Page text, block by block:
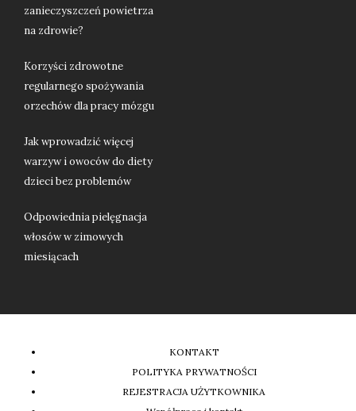
zanieczyszczeń powietrza
na zdrowie?
Korzyści zdrowotne
regularnego spożywania
orzechów dla pracy mózgu
Jak wprowadzić więcej
warzyw i owoców do diety
dzieci bez problemów
Odpowiednia pielęgnacja
włosów w zimowych
miesiącach
KONTAKT
POLITYKA PRYWATNOŚCI
REJESTRACJA UŻYTKOWNIKA